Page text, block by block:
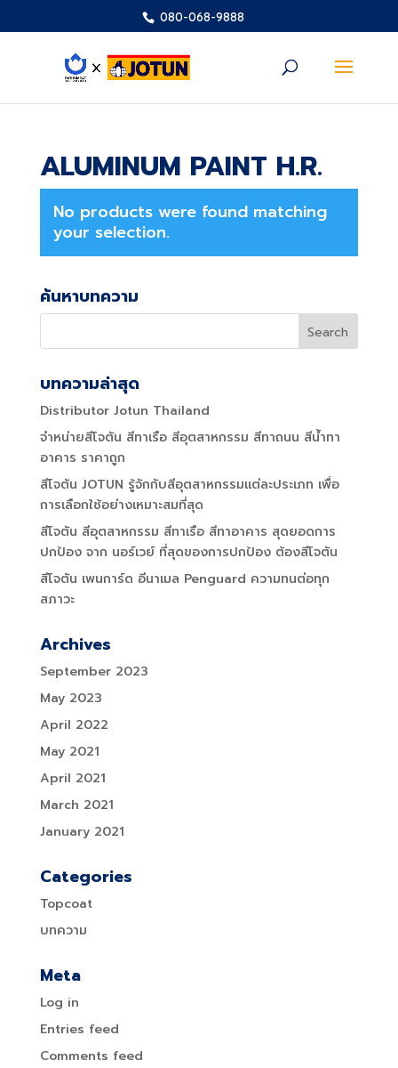
080-068-9888
ALUMINUM PAINT H.R.
No products were found matching
your selection.
ค้นหาบทความ
บทความล่าสุด
Distributor Jotun Thailand
จำหน่ายสีโจตัน สีทาเรือ สีอุตสาหกรรม สีทาถนน สีน้ำทา
อาคาร ราคาถูก
สีโจตัน JOTUN รู้จักกับสีอุตสาหกรรมแต่ละประเภท เพื่อ
การเลือกใช้อย่างเหมาะสมที่สุด
สีโจตัน สีอุตสาหกรรม สีทาเรือ สีทาอาคาร สุดยอดการ
ปกป้อง จาก นอร์เวย์ ที่สุดของการปกป้อง ต้องสีโจตัน
สีโจตัน เพนการ์ด อีนาเมล Penguard ความทนต่อทุก
สภาวะ
Archives
September 2023
May 2023
April 2022
May 2021
April 2021
March 2021
January 2021
Categories
Topcoat
บทความ
Meta
Log in
Entries feed
Comments feed